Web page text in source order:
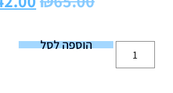
הוספה לסל